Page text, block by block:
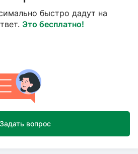
быстро дадут на
Это бесплатно!
Задать вопрос